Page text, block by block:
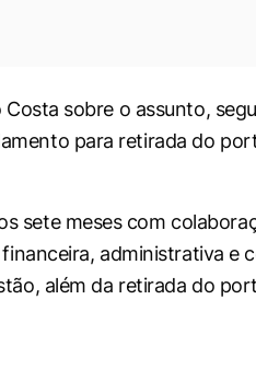
sobre o assunto,
para retirada do
sete meses com
administrativa e
além da retirada do